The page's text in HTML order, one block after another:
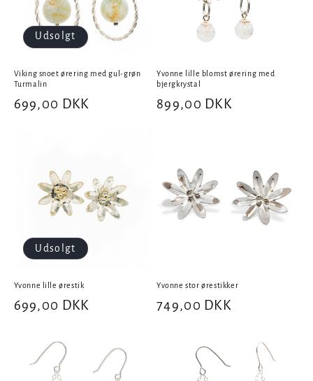
Udsolgt
Viking snoet ørering med gul-grøn
Turmalin
Normalpris
699,00 DKK
Yvonne lille blomst ørering med
bjergkrystal
Normalpris
899,00 DKK
Udsolgt
Yvonne lille ørestik
Normalpris
699,00 DKK
Yvonne stor ørestikker
Normalpris
749,00 DKK